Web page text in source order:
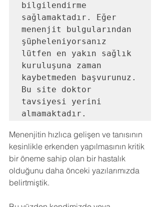
bilgilendirme
sağlamaktadır. Eğer
menenjit bulgularından
şüpheleniyorsanız
lütfen en yakın sağlık
kuruluşuna zaman
kaybetmeden başvurunuz.
Bu site doktor
tavsiyesi yerini
almamaktadır.
Menenjitin hızlıca gelişen ve tanısının
kesinlikle erkenden yapılmasının kritik
bir öneme sahip olan bir hastalık
olduğunu daha önceki yazılarımızda
belirtmiştik.